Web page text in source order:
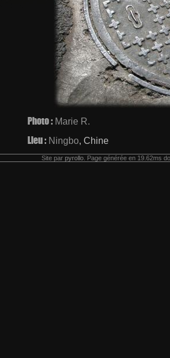
Photo : Marie R.
Lieu : Ningbo, Chine
Site par pyrollo . Page générée en 19.62ms